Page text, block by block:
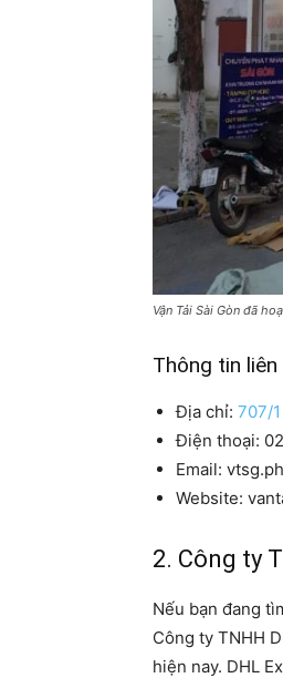
Vận Tải Sài Gòn đã
Thông tin liên
Địa chỉ: 707/
Điện thoại:
Email:
Website:
2. Công ty
Nếu bạn đang
Công ty TNHH
hiện nay. DHL